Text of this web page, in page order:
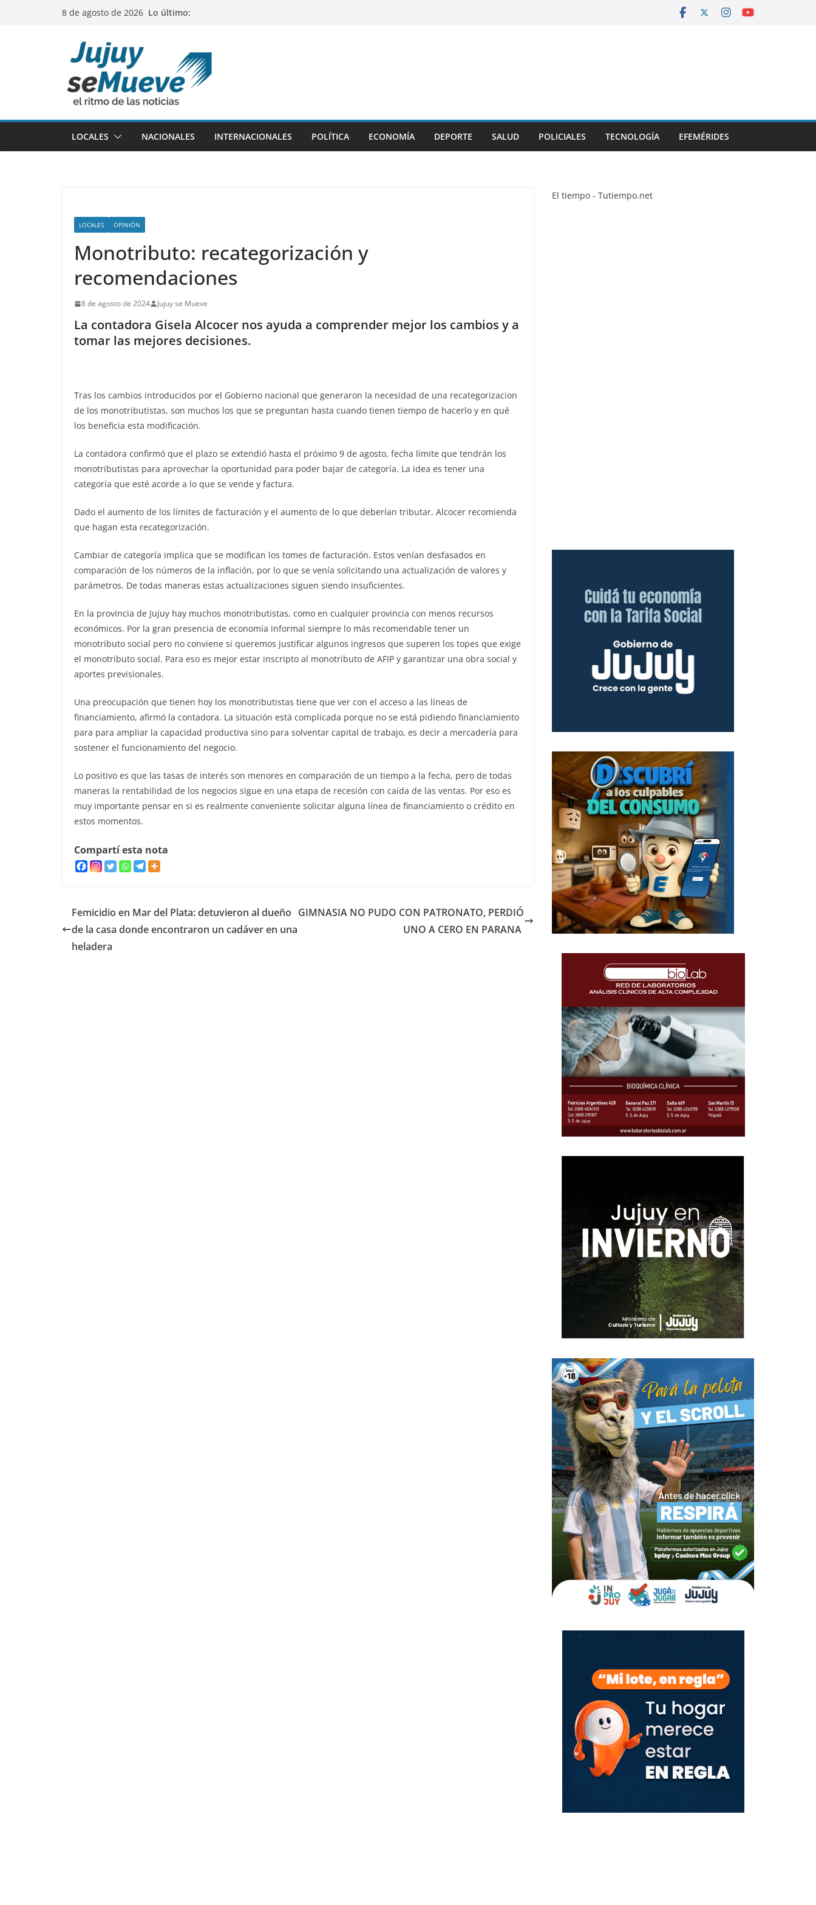
8 de agosto de 2026 Lo último:
LOCALES NACIONALES INTERNACIONALES POLÍTICA ECONOMÍA DEPORTE SALUD POLICIALES TECNOLOGÍA EFEMÉRIDES
LOCALES OPINIÓN
Monotributo: recategorización y
recomendaciones
8 de agosto de 2024 Jujuy se Mueve
La contadora Gisela Alcocer nos ayuda a comprender mejor los cambios y a
tomar las mejores decisiones.
Tras los cambios introducidos por el Gobierno nacional que generaron la necesidad de una recategorizacion
de los monotributistas, son muchos los que se preguntan hasta cuando tienen tiempo de hacerlo y en qué
los beneficia esta modificación.
La contadora confirmó que el plazo se extendió hasta el próximo 9 de agosto, fecha límite que tendrán los
monotributistas para aprovechar la oportunidad para poder bajar de categoría. La idea es tener una
categoría que esté acorde a lo que se vende y factura.
Dado el aumento de los límites de facturación y el aumento de lo que deberían tributar, Alcocer recomienda
que hagan esta recategorización.
Cambiar de categoría implica que se modifican los tomes de facturación. Estos venían desfasados en
comparación de los números de la inflación, por lo que se venía solicitando una actualización de valores y
parámetros. De todas maneras estas actualizaciones siguen siendo insuficientes.
En la provincia de Jujuy hay muchos monotributistas, como en cualquier provincia con menos recursos
económicos. Por la gran presencia de economía informal siempre lo más recomendable tener un
monotributo social pero no conviene si queremos justificar algunos ingresos que superen los topes que exige
el monotributo social. Para eso es mejor estar inscripto al monotributo de AFIP y garantizar una obra social y
aportes previsionales.
Una preocupación que tienen hoy los monotributistas tiene que ver con el acceso a las líneas de
financiamiento, afirmó la contadora. La situación está complicada porque no se está pidiendo financiamiento
para para ampliar la capacidad productiva sino para solventar capital de trabajo, es decir a mercadería para
sostener el funcionamiento del negocio.
Lo positivo es que las tasas de interés son menores en comparación de un tiempo a la fecha, pero de todas
maneras la rentabilidad de los negocios sigue en una etapa de recesión con caída de las ventas. Por eso es
muy importante pensar en si es realmente conveniente solicitar alguna línea de financiamiento o crédito en
estos momentos.
Compartí esta nota
Femicidio en Mar del Plata: detuvieron al dueño
de la casa donde encontraron un cadáver en una
heladera
GIMNASIA NO PUDO CON PATRONATO, PERDIÓ
UNO A CERO EN PARANA
El tiempo - Tutiempo.net